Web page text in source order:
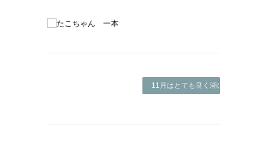
11月はとても良く湖に虹がかかり